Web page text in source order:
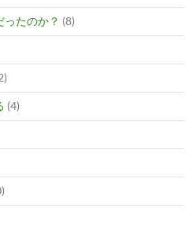
たのか？ (8)
(4)